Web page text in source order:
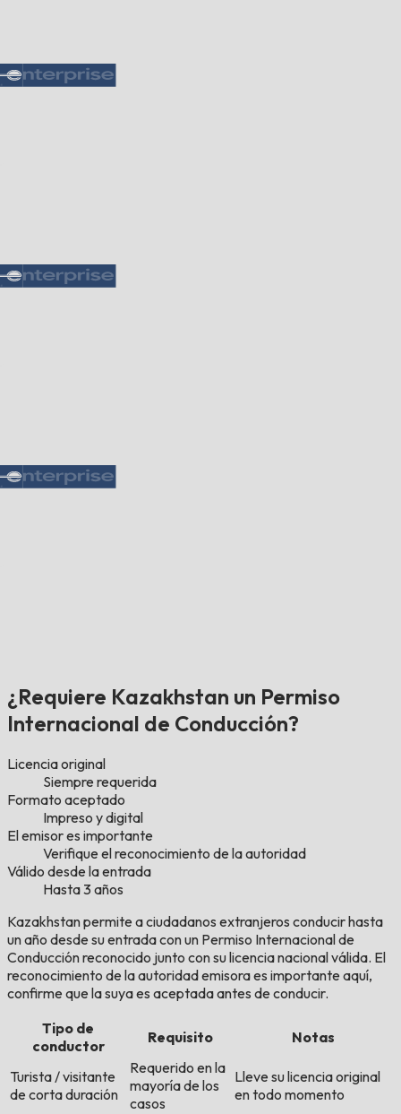
¿Requiere Kazakhstan un Permiso
Internacional de Conducción?
Licencia original
Siempre requerida
Formato aceptado
Impreso y digital
El emisor es importante
Verifique el reconocimiento de la autoridad
Válido desde la entrada
Hasta 3 años
Kazakhstan permite a ciudadanos extranjeros conducir hasta
un año desde su entrada con un Permiso Internacional de
Conducción reconocido junto con su licencia nacional válida. El
reconocimiento de la autoridad emisora es importante aquí,
confirme que la suya es aceptada antes de conducir.
Tipo de
conductor
Requisito Notas
Turista / visitante
de corta duración
Requerido en la
mayoría de los
casos
Lleve su licencia original
en todo momento